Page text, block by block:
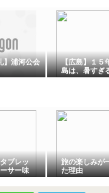
】浦河公会 【広島】１５
島は、暑すぎ
まみれだった
ブレッ
サー味
ヤ食品
旅の楽しみが
た理由